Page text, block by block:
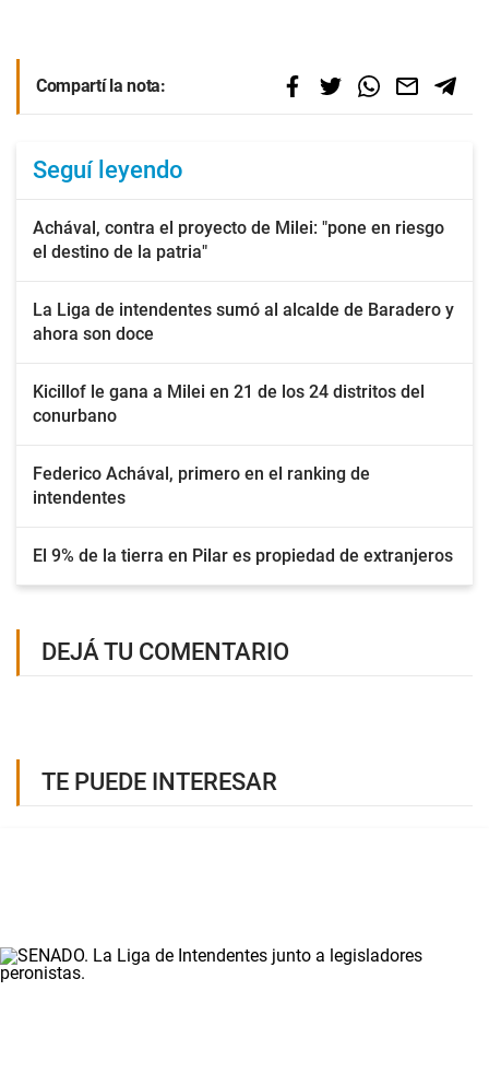
Compartí la nota:
Seguí leyendo
Achával, contra el proyecto de Milei: "pone en riesgo
el destino de la patria"
La Liga de intendentes sumó al alcalde de Baradero y
ahora son doce
Kicillof le gana a Milei en 21 de los 24 distritos del
conurbano
Federico Achával, primero en el ranking de
intendentes
El 9% de la tierra en Pilar es propiedad de extranjeros
DEJÁ TU COMENTARIO
TE PUEDE INTERESAR